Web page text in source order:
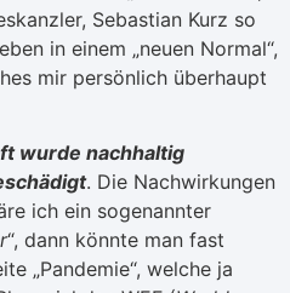
Sebastian Kurz so
in einem „neuen Normal“,
mir persönlich überhaupt
wurde nachhaltig
. Die Nachwirkungen
ich ein sogenannter
“, dann könnte man fast
„Pandemie“, welche ja